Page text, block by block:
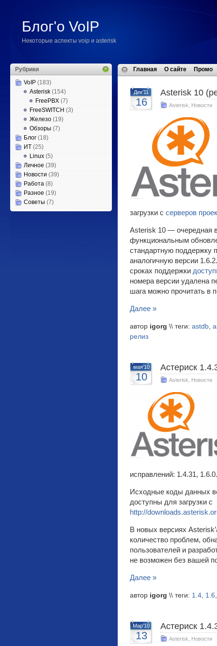
Блог'о VoIP
Некоторые аспекты voip и asterisk
Рубрики
VoIP (183)
Asterisk (154)
FreePBX (7)
FreeSWITCH (3)
Железо (19)
Обзоры (7)
Блог (18)
ИТ (25)
Linux (5)
Личное (39)
Новости (39)
Работа (8)
Разное (19)
Советы (7)
Главная О сайте Промо
Дек'11
16
Asterisk 10
Asterisk Новости
загрузки с серверов
Asterisk 10 — очередная
функциональным
стандартную поддержку
аналогичную версии
сроках поддержки
номера версии удалена
шага можно прочитать в
Далее »
автор igorg \\ теги: astdb,
релиз
мая'10
10
Астериск
Asterisk Новости
исправлений: 1.4.31,
Исходные коды данных
доступны для загрузки с
http://
В новых версиях
количество проблем,
пользователей и
не возможен без вашей
Далее »
автор igorg \\ теги: 1.4, 1.6
Мар'10
13
Астериск
Asterisk Новости